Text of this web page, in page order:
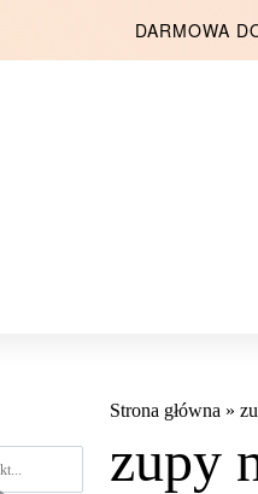
DARMOWA
Strona główna »
zupy